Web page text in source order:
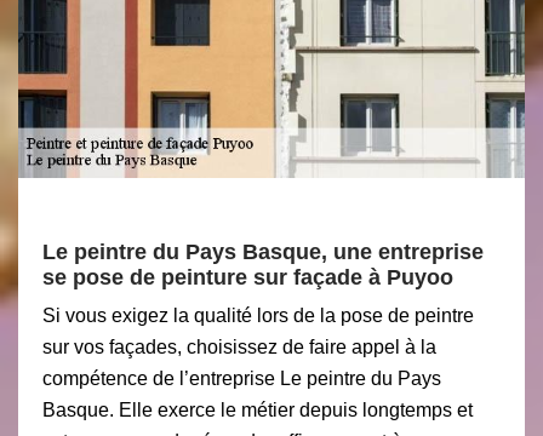
Le peintre du Pays Basque, une entreprise
se pose de peinture sur façade à Puyoo
Si vous exigez la qualité lors de la pose de peintre
sur vos façades, choisissez de faire appel à la
compétence de l’entreprise Le peintre du Pays
Basque. Elle exerce le métier depuis longtemps et